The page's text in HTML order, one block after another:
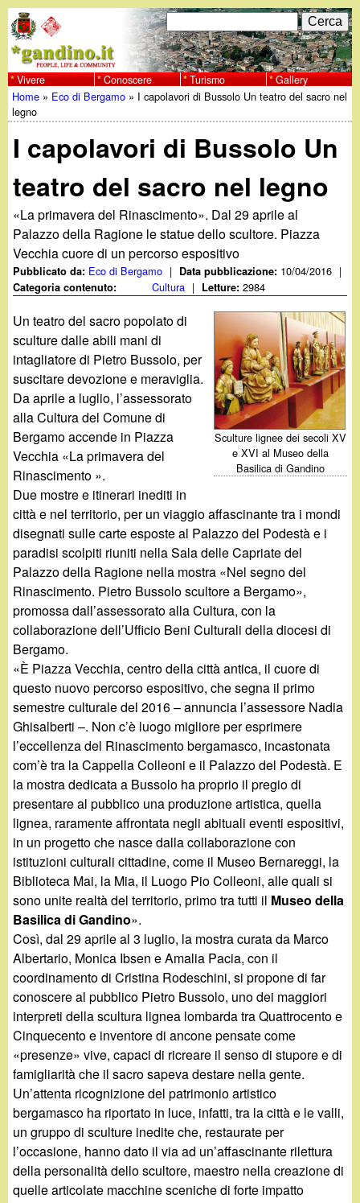
al
contenuto
principale
w
w
w
.
g
a
n
d
i
n
o
.
i
t
F
o
r
m
d
i
r
i
c
e
r
c
a
C
e
r
c
a
Vivere Conoscere Turismo Gallery
Tu
sei
qui
Home » Eco di Bergamo » I capolavori di Bussolo Un teatro del sacro nel
legno
I capolavori di Bussolo Un
teatro del sacro nel legno
«La primavera del Rinascimento». Dal 29 aprile al
Palazzo della Ragione le statue dello scultore. Piazza
Vecchia cuore di un percorso espositivo
Pubblicato da: Eco di Bergamo | Data pubblicazione: 10/04/2016 |
Categoria contenuto: Cultura | Letture:2984
Sculture lignee dei secoli XV
e XVI al Museo della
Basilica di Gandino
Un teatro del sacro popolato di
sculture dalle abili mani di
intagliatore di Pietro Bussolo, per
suscitare devozione e meraviglia.
Da aprile a luglio, l’assessorato
alla Cultura del Comune di
Bergamo accende in Piazza
Vecchia «La primavera del
Rinascimento ».
Due mostre e itinerari inediti in
città e nel territorio, per un viaggio affascinante tra i mondi
disegnati sulle carte esposte al Palazzo del Podestà e i
paradisi scolpiti riuniti nella Sala delle Capriate del
Palazzo della Ragione nella mostra «Nel segno del
Rinascimento. Pietro Bussolo scultore a Bergamo»,
promossa dall’assessorato alla Cultura, con la
collaborazione dell’Ufficio Beni Culturali della diocesi di
Bergamo.
«È Piazza Vecchia, centro della città antica, il cuore di
questo nuovo percorso espositivo, che segna il primo
semestre culturale del 2016 – annuncia l’assessore Nadia
Ghisalberti –. Non c’è luogo migliore per esprimere
l’eccellenza del Rinascimento bergamasco, incastonata
com’è tra la Cappella Colleoni e il Palazzo del Podestà. E
la mostra dedicata a Bussolo ha proprio il pregio di
presentare al pubblico una produzione artistica, quella
lignea, raramente affrontata negli abituali eventi espositivi,
in un progetto che nasce dalla collaborazione con
istituzioni culturali cittadine, come il Museo Bernareggi, la
Biblioteca Mai, la Mia, il Luogo Pio Colleoni, alle quali si
sono unite realtà del territorio, primo tra tutti il Museo della
Basilica di Gandino».
Così, dal 29 aprile al 3 luglio, la mostra curata da Marco
Albertario, Monica Ibsen e Amalia Pacia, con il
coordinamento di Cristina Rodeschini, si propone di far
conoscere al pubblico Pietro Bussolo, uno dei maggiori
interpreti della scultura lignea lombarda tra Quattrocento e
Cinquecento e inventore di ancone pensate come
«presenze» vive, capaci di ricreare il senso di stupore e di
famigliarità che il sacro sapeva destare nella gente.
Un’attenta ricognizione del patrimonio artistico
bergamasco ha riportato in luce, infatti, tra la città e le valli,
un gruppo di sculture inedite che, restaurate per
l’occasione, hanno dato il via ad un’affascinante rilettura
della personalità dello scultore, maestro nella creazione di
quelle articolate macchine sceniche di forte impatto